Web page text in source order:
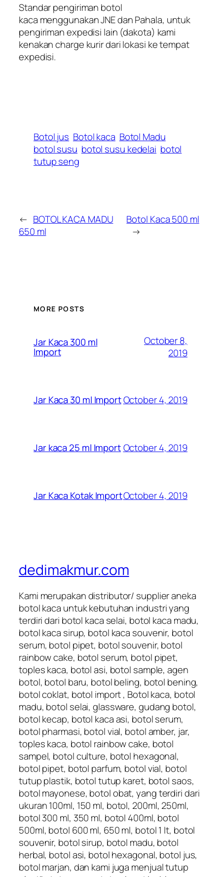
Standar pengiriman botol
kaca menggunakan JNE dan Pahala, untuk
pengiriman expedisi lain (dakota) kami
kenakan charge kurir dari lokasi ke tempat
expedisi.
Botol jus Botol kaca Botol Madu
botol susu botol susu kedelai botol
tutup seng
← BOTOL KACA MADU
650 ml
Botol Kaca 500 ml
→
MORE POSTS
Jar Kaca 300 ml
Import
October 8,
2019
Jar Kaca 30 ml ImportOctober 4, 2019
Jar kaca 25 ml ImportOctober 4, 2019
Jar Kaca Kotak ImportOctober 4, 2019
dedimakmur.com
Kami merupakan distributor/ supplier aneka
botol kaca untuk kebutuhan industri yang
terdiri dari botol kaca selai, botol kaca madu,
botol kaca sirup, botol kaca souvenir, botol
serum, botol pipet, botol souvenir, botol
rainbow cake, botol serum, botol pipet,
toples kaca, botol asi, botol sample, agen
botol, botol baru, botol beling, botol bening,
botol coklat, botol import , Botol kaca, botol
madu, botol selai, glassware, gudang botol,
botol kecap, botol kaca asi, botol serum,
botol pharmasi, botol vial, botol amber, jar,
toples kaca, botol rainbow cake, botol
sampel, botol culture, botol hexagonal,
botol pipet, botol parfum, botol vial, botol
tutup plastik, botol tutup karet, botol saos,
botol mayonese, botol obat, yang terdiri dari
ukuran 100ml, 150 ml, botol, 200ml, 250ml,
botol 300 ml, 350 ml, botol 400ml, botol
500ml, botol 600 ml, 650 ml, botol 1 lt, botol
souvenir, botol sirup, botol madu, botol
herbal, botol asi, botol hexagonal, botol jus,
botol marjan, dan kami juga menjual tutup